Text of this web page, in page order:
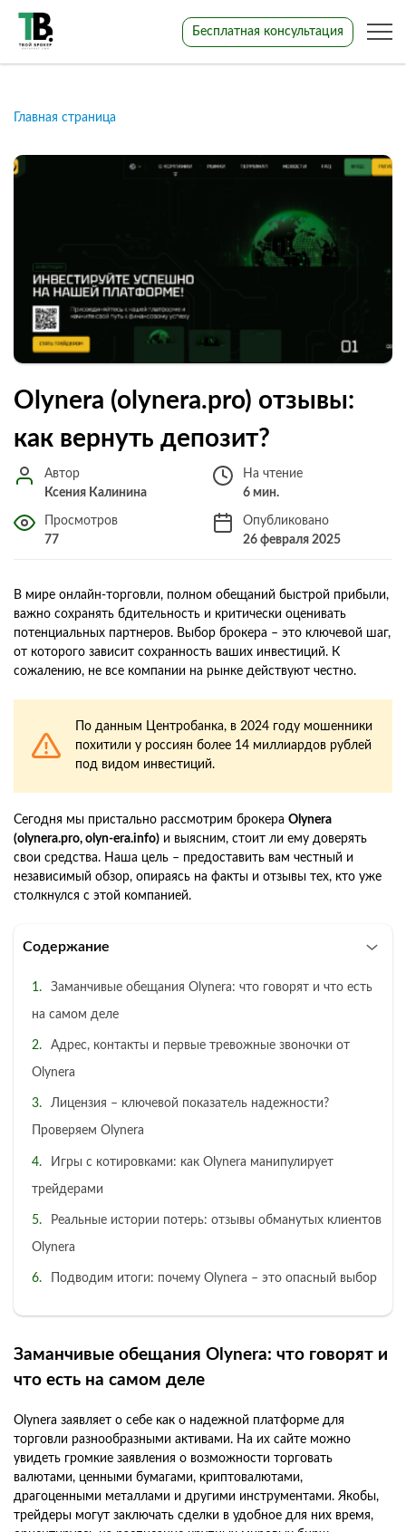
Бесплатная консультация
Главная страница
Olynera (olynera.pro) отзывы:
как вернуть депозит?
Автор
Ксения Калинина
На чтение
6 мин.
Просмотров
77
Опубликовано
26 февраля 2025
В мире онлайн-торговли, полном обещаний быстрой прибыли,
важно сохранять бдительность и критически оценивать
потенциальных партнеров. Выбор брокера – это ключевой шаг,
от которого зависит сохранность ваших инвестиций. К
сожалению, не все компании на рынке действуют честно.
По данным Центробанка, в 2024 году мошенники
похитили у россиян более 14 миллиардов рублей
под видом инвестиций.
Сегодня мы пристально рассмотрим брокера Olynera
(olynera.pro, olyn-era.info) и выясним, стоит ли ему доверять
свои средства. Наша цель – предоставить вам честный и
независимый обзор, опираясь на факты и отзывы тех, кто уже
столкнулся с этой компанией.
Содержание
Заманчивые обещания Olynera: что говорят и что есть
на самом деле
Адрес, контакты и первые тревожные звоночки от
Olynera
Лицензия – ключевой показатель надежности?
Проверяем Olynera
Игры с котировками: как Olynera манипулирует
трейдерами
Реальные истории потерь: отзывы обманутых клиентов
Olynera
Подводим итоги: почему Olynera – это опасный выбор
Заманчивые обещания Olynera: что говорят и
что есть на самом деле
Olynera заявляет о себе как о надежной платформе для
торговли разнообразными активами. На их сайте можно
увидеть громкие заявления о возможности торговать
валютами, ценными бумагами, криптовалютами,
драгоценными металлами и другими инструментами. Якобы,
трейдеры могут заключать сделки в удобное для них время,